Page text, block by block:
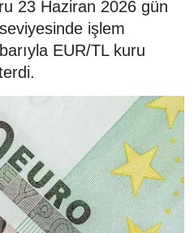
23 Haziran 2026 gün
işlem
EUR/TL kuru